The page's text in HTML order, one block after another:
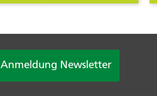
Anmeldung Newsletter